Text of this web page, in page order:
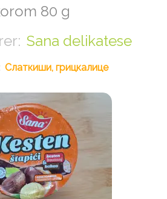
80 g
Sana delikatese
Слаткиши, грицкалице